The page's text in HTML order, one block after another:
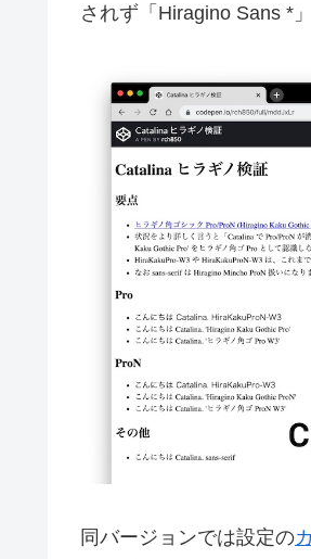
されず「Hiragino Sans *
同バージョンでは設定の